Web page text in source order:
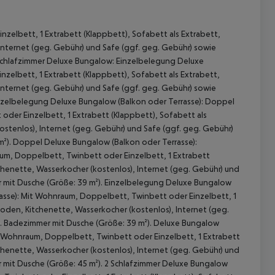
1 Extrabett (Klappbett), Sofabett als Extrabett,
(geg. Gebühr) und Safe (ggf. geg. Gebühr) sowie
Deluxe Bungalow: Einzelbelegung Deluxe
1 Extrabett (Klappbett), Sofabett als Extrabett,
(geg. Gebühr) und Safe (ggf. geg. Gebühr) sowie
Deluxe Bungalow (Balkon oder Terrasse): Doppel
oder Einzelbett, 1 Extrabett (Klappbett), Sofabett als
Internet (geg. Gebühr) und Safe (ggf. geg. Gebühr)
Doppel Deluxe Bungalow (Balkon oder Terrasse):
Doppelbett, Twinbett oder Einzelbett, 1 Extrabett
Wasserkocher (kostenlos), Internet (geg. Gebühr) und
Dusche (Größe: 39 m²). Einzelbelegung Deluxe Bungalow
Mit Wohnraum, Doppelbett, Twinbett oder Einzelbett, 1
Kitchenette, Wasserkocher (kostenlos), Internet (geg.
mit Dusche (Größe: 39 m²). Deluxe Bungalow
Wohnraum, Doppelbett, Twinbett oder Einzelbett, 1 Extrabett
Wasserkocher (kostenlos), Internet (geg. Gebühr) und
Dusche (Größe: 45 m²). 2 Schlafzimmer Deluxe Bungalow